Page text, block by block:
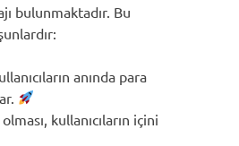
bulunmaktadır. Bu
anında para
kullanıcıların içini